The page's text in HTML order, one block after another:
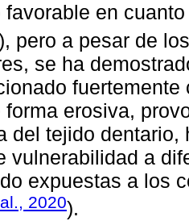
favorable en
pero a pesar de
se ha
forma erosiva,
del tejido
vulnerabilidad a
expuestas a los
2020).